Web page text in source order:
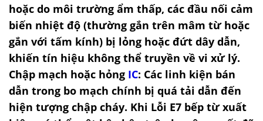
hoặc do môi trường ẩm thấp, các đầu nối cảm
biến nhiệt độ (thường gắn trên mâm từ hoặc
gắn với tấm kính) bị lỏng hoặc đứt dây dẫn,
khiến tín hiệu không thể truyền về vi xử lý.
Chập mạch hoặc hỏng IC: Các linh kiện bán
dẫn trong bo mạch chính bị quá tải dẫn đến
hiện tượng chập cháy. Khi Lỗi E7 bếp từxuất